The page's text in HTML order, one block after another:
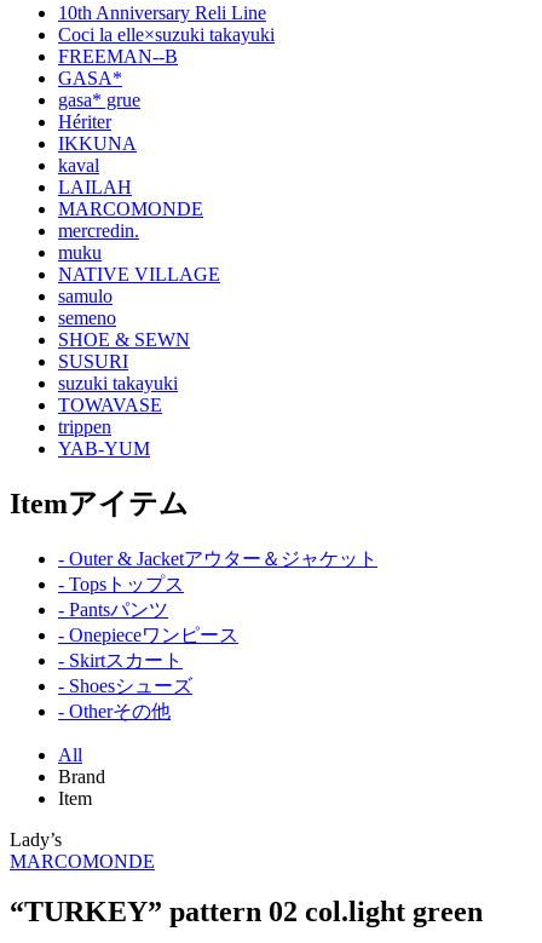
10th Anniversary Reli Line
Coci la elle×suzuki takayuki
FREEMAN--B
GASA*
gasa* grue
Hériter
IKKUNA
kaval
LAILAH
MARCOMONDE
mercredin.
muku
NATIVE VILLAGE
samulo
semeno
SHOE & SEWN
SUSURI
suzuki takayuki
TOWAVASE
trippen
YAB-YUM
Itemアイテム
- Outer & Jacketアウター＆ジャケット
- Tops トップス
- Pantsパンツ
- Onepieceワンピース
- Skirtスカート
- Shoesシューズ
- Otherその他
All
Brand
Item
Lady’s
MARCOMONDE
“TURKEY” pattern 02 col.light green